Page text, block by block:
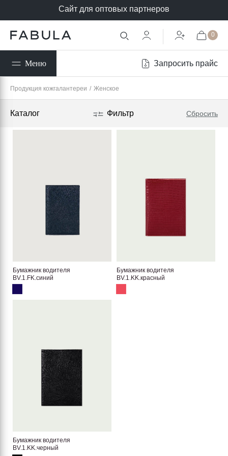
Сайт для оптовых партнеров
0
Меню Запросить прайс
Продукция кожгалантереи / Женское
Каталог Фильтр Сбросить
Бумажник водителя
BV.1.FK.синий
Бумажник водителя
BV.1.KK.красный
Бумажник водителя
BV.1.KK.черный